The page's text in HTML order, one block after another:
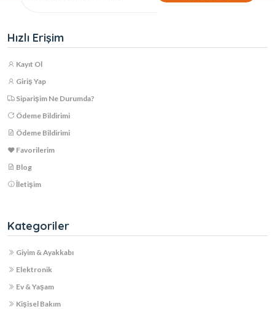
Hızlı Erişim
Kayıt Ol
Giriş Yap
Siparişim Ne Durumda?
Ödeme Bildirimi
Ödeme Bildirimi
Favorilerim
Blog
İletişim
Kategoriler
Giyim & Ayakkabı
Elektronik
Ev & Yaşam
Kişisel Bakım